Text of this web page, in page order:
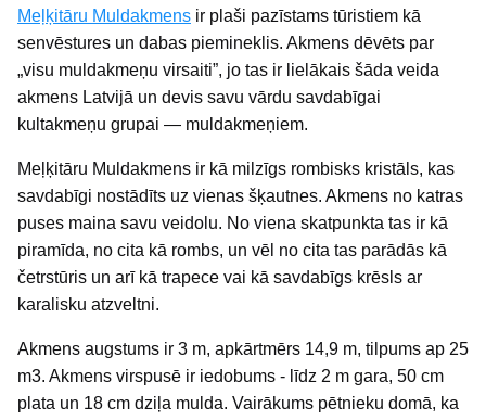
Meļķitāru Muldakmens ir plaši pazīstams tūristiem kā
senvēstures un dabas piemineklis. Akmens dēvēts par
„visu muldakmeņu virsaiti”, jo tas ir lielākais šāda veida
akmens Latvijā un devis savu vārdu savdabīgai
kultakmeņu grupai — muldakmeņiem.
Meļķitāru Muldakmens ir kā milzīgs rombisks kristāls, kas
savdabīgi nostādīts uz vienas šķautnes. Akmens no katras
puses maina savu veidolu. No viena skatpunkta tas ir kā
piramīda, no cita kā rombs, un vēl no cita tas parādās kā
četrstūris un arī kā trapece vai kā savdabīgs krēsls ar
karalisku atzveltni.
Akmens augstums ir 3 m, apkārtmērs 14,9 m, tilpums ap 25
m3. Akmens virspusē ir iedobums - līdz 2 m gara, 50 cm
plata un 18 cm dziļa mulda. Vairākums pētnieku domā, ka